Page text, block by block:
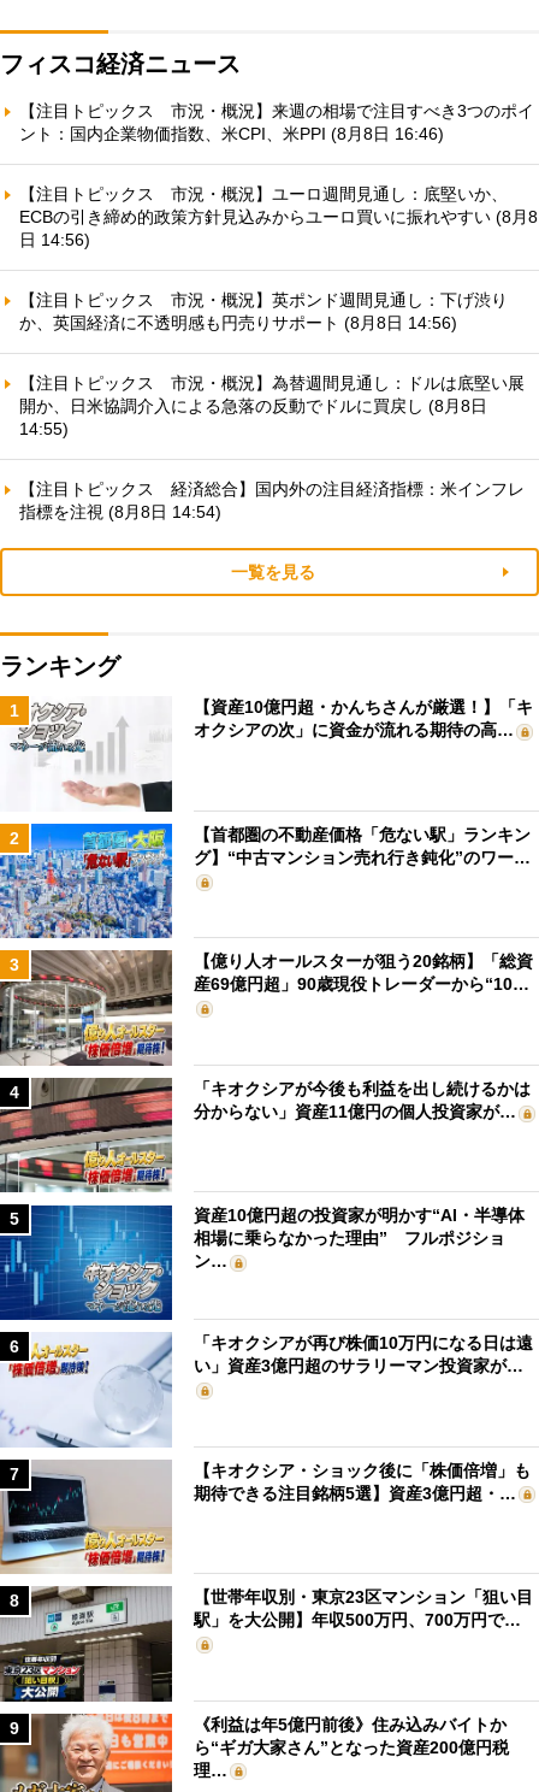
フィスコ経済ニュース
【注目トピックス 市況・概況】来週の相場で注目すべき3つのポイ
ント：国内企業物価指数、米CPI、米PPI (8月8日 16:46)
【注目トピックス 市況・概況】ユーロ週間見通し：底堅いか、
ECBの引き締め的政策方針見込みからユーロ買いに振れやすい (8月8
日 14:56)
【注目トピックス 市況・概況】英ポンド週間見通し：下げ渋り
か、英国経済に不透明感も円売りサポート (8月8日 14:56)
【注目トピックス 市況・概況】為替週間見通し：ドルは底堅い展
開か、日米協調介入による急落の反動でドルに買戻し (8月8日
14:55)
【注目トピックス 経済総合】国内外の注目経済指標：米インフレ
指標を注視 (8月8日 14:54)
一覧を見る
ランキング
1
【資産10億円超・かんちさんが厳選！】「キ
オクシアの次」に資金が流れる期待の高…
2
【首都圏の不動産価格「危ない駅」ランキン
グ】“中古マンション売れ行き鈍化”のワー…
3
【億り人オールスターが狙う20銘柄】「総資
産69億円超」90歳現役トレーダーから“10…
4
「キオクシアが今後も利益を出し続けるかは
分からない」資産11億円の個人投資家が…
5
資産10億円超の投資家が明かす“AI・半導体
相場に乗らなかった理由” フルポジショ
ン…
6
「キオクシアが再び株価10万円になる日は遠
い」資産3億円超のサラリーマン投資家が…
7
【キオクシア・ショック後に「株価倍増」も
期待できる注目銘柄5選】資産3億円超・…
8
【世帯年収別・東京23区マンション「狙い目
駅」を大公開】年収500万円、700万円で…
9
《利益は年5億円前後》住み込みバイトか
ら“ギガ大家さん”となった資産200億円税
理…